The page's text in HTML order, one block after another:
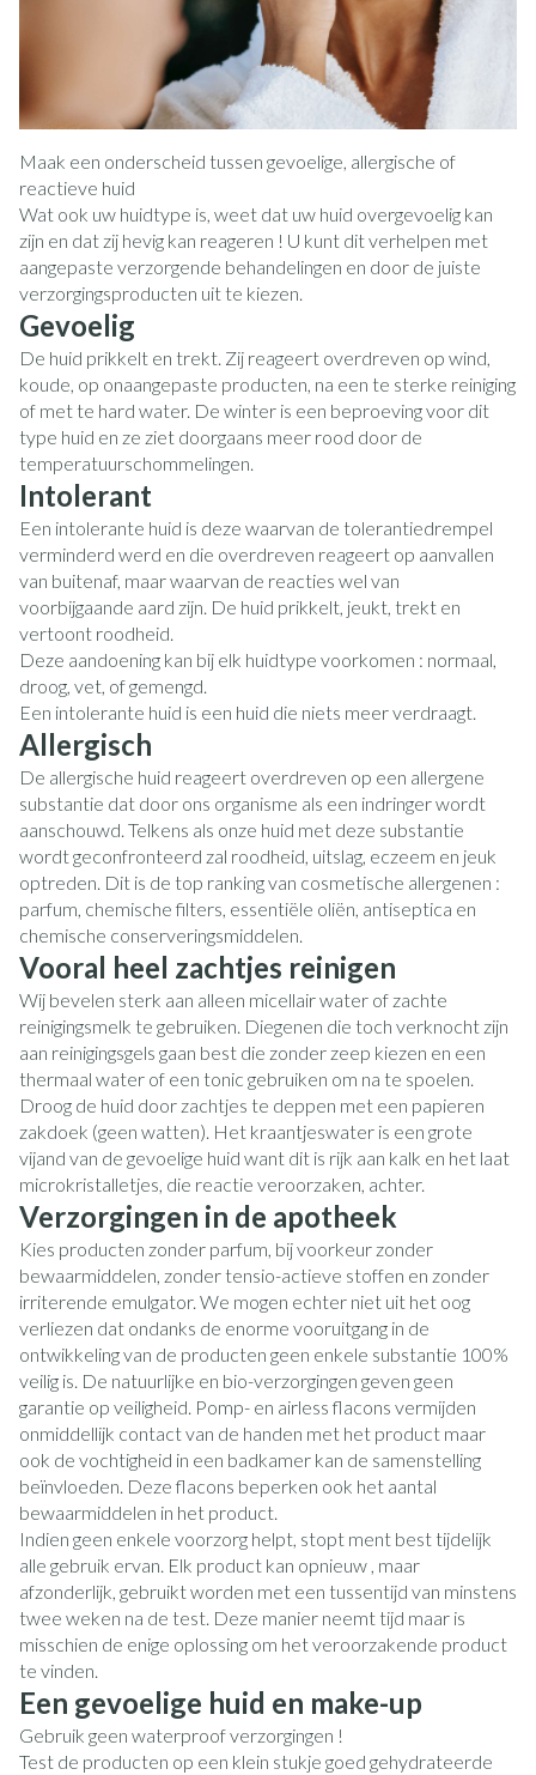
Maak een onderscheid tussen gevoelige, allergische of
reactieve huid
Wat ook uw huidtype is, weet dat uw huid overgevoelig kan
zijn en dat zij hevig kan reageren ! U kunt dit verhelpen met
aangepaste verzorgende behandelingen en door de juiste
verzorgingsproducten uit te kiezen.
Gevoelig
De huid prikkelt en trekt. Zij reageert overdreven op wind,
koude, op onaangepaste producten, na een te sterke reiniging
of met te hard water. De winter is een beproeving voor dit
type huid en ze ziet doorgaans meer rood door de
temperatuurschommelingen.
Intolerant
Een intolerante huid is deze waarvan de tolerantiedrempel
verminderd werd en die overdreven reageert op aanvallen
van buitenaf, maar waarvan de reacties wel van
voorbijgaande aard zijn. De huid prikkelt, jeukt, trekt en
vertoont roodheid.
Deze aandoening kan bij elk huidtype voorkomen : normaal,
droog, vet, of gemengd.
Een intolerante huid is een huid die niets meer verdraagt.
Allergisch
De allergische huid reageert overdreven op een allergene
substantie dat door ons organisme als een indringer wordt
aanschouwd. Telkens als onze huid met deze substantie
wordt geconfronteerd zal roodheid, uitslag, eczeem en jeuk
optreden. Dit is de top ranking van cosmetische allergenen :
parfum, chemische filters, essentiële oliën, antiseptica en
chemische conserveringsmiddelen.
Vooral heel zachtjes reinigen
Wij bevelen sterk aan alleen micellair water of zachte
reinigingsmelk te gebruiken. Diegenen die toch verknocht zijn
aan reinigingsgels gaan best die zonder zeep kiezen en een
thermaal water of een tonic gebruiken om na te spoelen.
Droog de huid door zachtjes te deppen met een papieren
zakdoek (geen watten). Het kraantjeswater is een grote
vijand van de gevoelige huid want dit is rijk aan kalk en het laat
microkristalletjes, die reactie veroorzaken, achter.
Verzorgingen in de apotheek
Kies producten zonder parfum, bij voorkeur zonder
bewaarmiddelen, zonder tensio-actieve stoffen en zonder
irriterende emulgator. We mogen echter niet uit het oog
verliezen dat ondanks de enorme vooruitgang in de
ontwikkeling van de producten geen enkele substantie 100%
veilig is. De natuurlijke en bio-verzorgingen geven geen
garantie op veiligheid. Pomp- en airless flacons vermijden
onmiddellijk contact van de handen met het product maar
ook de vochtigheid in een badkamer kan de samenstelling
beïnvloeden. Deze flacons beperken ook het aantal
bewaarmiddelen in het product.
Indien geen enkele voorzorg helpt, stopt ment best tijdelijk
alle gebruik ervan. Elk product kan opnieuw , maar
afzonderlijk, gebruikt worden met een tussentijd van minstens
twee weken na de test. Deze manier neemt tijd maar is
misschien de enige oplossing om het veroorzakende product
te vinden.
Een gevoelige huid en make-up
Gebruik geen waterproof verzorgingen !
Test de producten op een klein stukje goed gehydrateerde